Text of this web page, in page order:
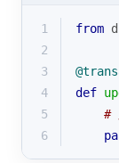
1 from
2
3
4
def
5
#
6